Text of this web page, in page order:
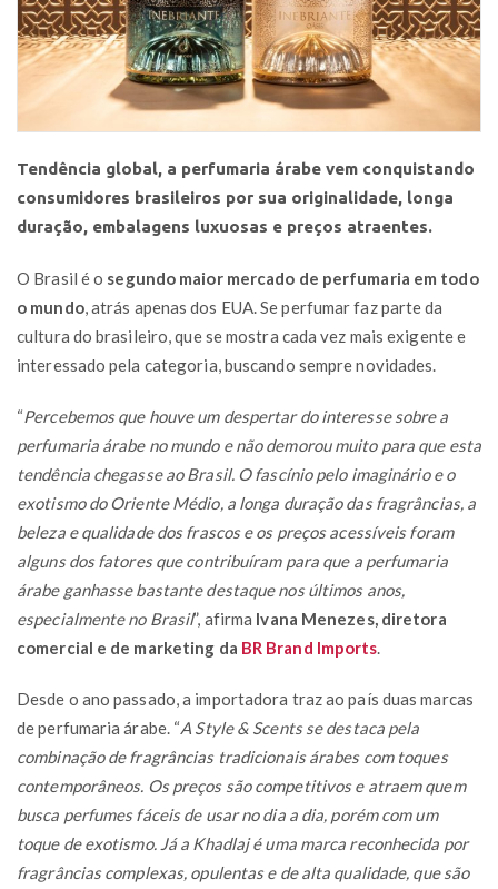
Tendência global, a perfumaria árabe vem conquistando
consumidores brasileiros por sua originalidade, longa
duração, embalagens luxuosas e preços atraentes.
O Brasil é o segundo maior mercado de perfumaria em todo
o mundo, atrás apenas dos EUA. Se perfumar faz parte da
cultura do brasileiro, que se mostra cada vez mais exigente e
interessado pela categoria, buscando sempre novidades.
“Percebemos que houve um despertar do interesse sobre a
perfumaria árabe no mundo e não demorou muito para que esta
tendência chegasse ao Brasil. O fascínio pelo imaginário e o
exotismo do Oriente Médio, a longa duração das fragrâncias, a
beleza e qualidade dos frascos e os preços acessíveis foram
alguns dos fatores que contribuíram para que a perfumaria
árabe ganhasse bastante destaque nos últimos anos,
especialmente no Brasil”, afirma Ivana Menezes, diretora
comercial e de marketing da BR Brand Imports
Desde o ano passado, a importadora traz ao país duas marcas
de perfumaria árabe. “A Style & Scents se destaca pela
combinação de fragrâncias tradicionais árabes com toques
contemporâneos. Os preços são competitivos e atraem quem
busca perfumes fáceis de usar no dia a dia, porém com um
toque de exotismo. Já a Khadlaj é uma marca reconhecida por
fragrâncias complexas, opulentas e de alta qualidade, que são